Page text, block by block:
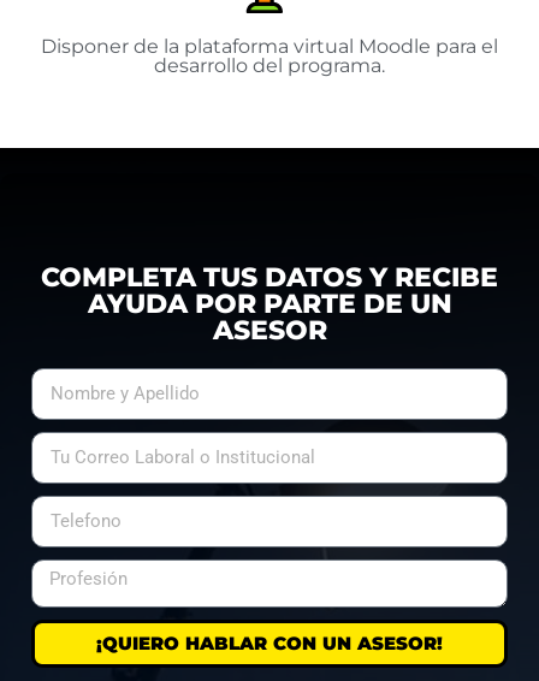
Disponer de la plataforma virtual Moodle para el
desarrollo del programa.
COMPLETA TUS DATOS Y RECIBE
AYUDA POR PARTE DE UN
ASESOR
¡QUIERO HABLAR CON UN ASESOR!